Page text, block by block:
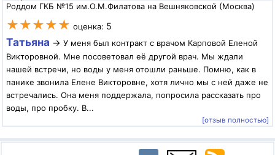
Роддом ГКБ №15 им.О.М.Филатова на Вешняковской (Москва)
★★★★★ оценка: 5
Татьяна → У меня был контракт с врачом Карповой Еленой
Викторовной. Мне посоветовал её другой врач. Мы ждали
нашей встречи, но воды у меня отошли раньше. Помню, как в
панике звонила Елене Викторовне, хотя лично мы с ней даже не
встречались. Она меня поддержала, попросила рассказать про
воды, про пробку. В...
[отзыв полностью]